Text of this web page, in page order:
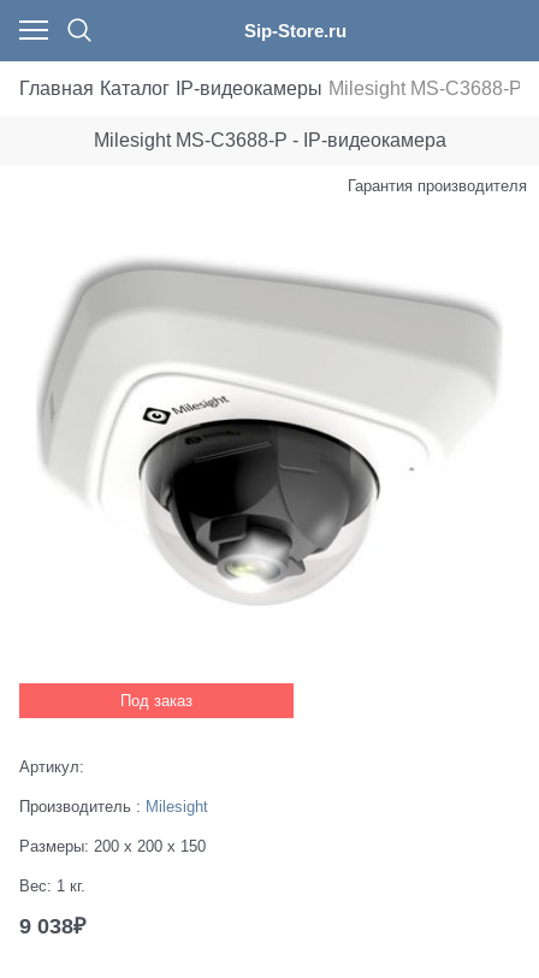
Sip-Store.ru
Главная Каталог IP-видеокамеры Milesight MS-C3688-P
Milesight MS-C3688-P - IP-видеокамера
Гарантия производителя
Под заказ
Артикул:
Производитель : Milesight
Размеры: 200 x 200 x 150
Вес: 1 кг.
9 038₽